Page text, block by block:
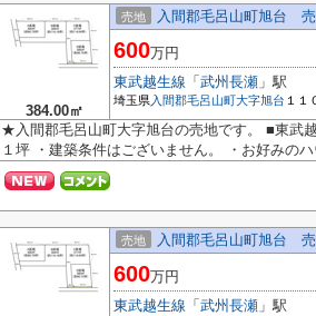
384.00㎡
売地 入間郡毛呂山町旭台 売
600万円
東武越生線 「 武州長瀬 」駅
埼玉県入間郡毛呂山町大字旭台 １１
★入間郡毛呂山町大字旭台の売地です。 ■東武
１坪 ・建築条件はございません。 ・お好みの
売地 入間郡毛呂山町旭台 売
600万円
東武越生線 「 武州長瀬 」駅